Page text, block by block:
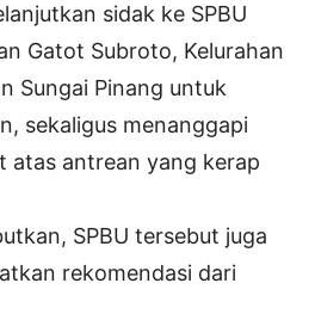
sidak ke SPBU
Gatot Subroto, Kelurahan
Sungai Pinang untuk
sekaligus menanggapi
atas antrean yang kerap
SPBU tersebut juga
rekomendasi dari